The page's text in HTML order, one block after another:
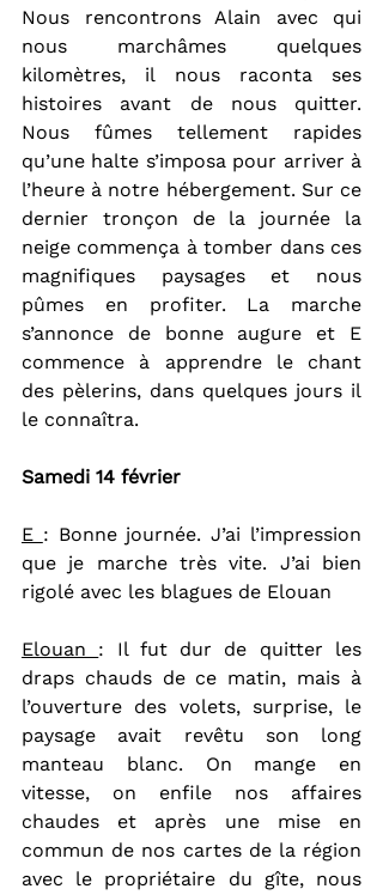
Nous rencontrons Alain avec qui
nous marchâmes quelques
kilomètres, il nous raconta ses
histoires avant de nous quitter.
Nous fûmes tellement rapides
qu’une halte s’imposa pour arriver à
l’heure à notre hébergement. Sur ce
dernier tronçon de la journée la
neige commença à tomber dans ces
magnifiques paysages et nous
pûmes en profiter. La marche
s’annonce de bonne augure et E
commence à apprendre le chant
des pèlerins, dans quelques jours il
le connaîtra.
Samedi 14 février
E : Bonne journée. J’ai l’impression
que je marche très vite. J’ai bien
rigolé avec les blagues de Elouan
Elouan : Il fut dur de quitter les
draps chauds de ce matin, mais à
l’ouverture des volets, surprise, le
paysage avait revêtu son long
manteau blanc. On mange en
vitesse, on enfile nos affaires
chaudes et après une mise en
commun de nos cartes de la région
avec le propriétaire du gîte, nous